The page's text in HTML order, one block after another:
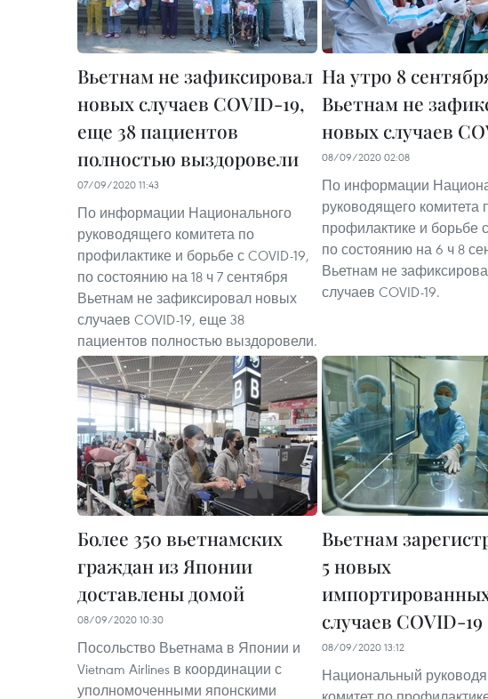
Вьетнам не зафиксировал
новых случаев COVID-19,
еще 38 пациентов
полностью выздоровели
07/09/2020 11:43
По информации Национального
руководящего комитета по
профилактике и борьбе с COVID-19,
по состоянию на 18 ч 7 сентября
Вьетнам не зафиксировал новых
случаев COVID-19, еще 38
пациентов полностью выздоровели.
На утро 8
Вьетнам не
новых случаев
08/09/2020 02:08
По информации
руководящего комитета
профилактике и борьбе с
по состоянию на 6 ч 8
Вьетнам не
случаев COVID-19.
Более 350 вьетнамских
граждан из Японии
доставлены домой
08/09/2020 10:30
Посольство Вьетнама в Японии и
Vietnam Airlines в координации с
уполномоченными японскими
Вьетнам
5 новых
случаев COVID-19
08/09/2020 13:12
Национальный